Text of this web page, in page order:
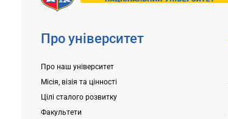
Про університет
Про наш університет
Місія, візія та цінності
Цілі сталого розвитку
Факультети